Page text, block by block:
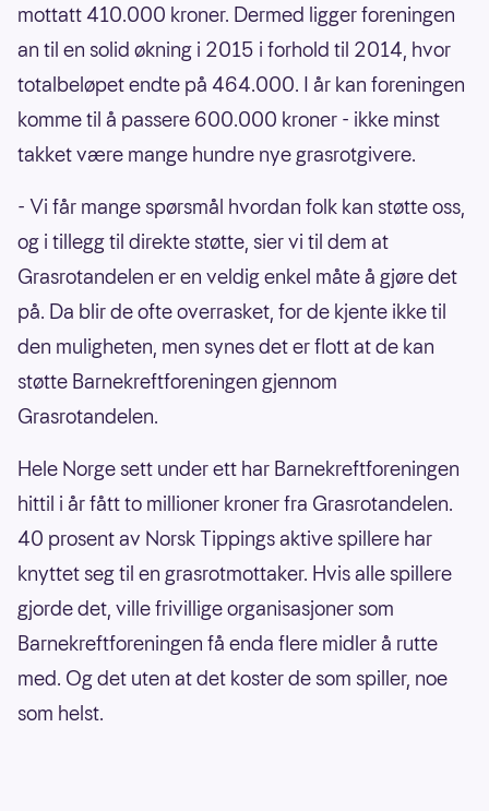
mottatt 410.000 kroner. Dermed ligger foreningen
an til en solid økning i 2015 i forhold til 2014, hvor
totalbeløpet endte på 464.000. I år kan foreningen
komme til å passere 600.000 kroner - ikke minst
takket være mange hundre nye grasrotgivere.
- Vi får mange spørsmål hvordan folk kan støtte oss,
og i tillegg til direkte støtte, sier vi til dem at
Grasrotandelen er en veldig enkel måte å gjøre det
på. Da blir de ofte overrasket, for de kjente ikke til
den muligheten, men synes det er flott at de kan
støtte Barnekreftforeningen gjennom
Grasrotandelen.
Hele Norge sett under ett har Barnekreftforeningen
hittil i år fått to millioner kroner fra Grasrotandelen.
40 prosent av Norsk Tippings aktive spillere har
knyttet seg til en grasrotmottaker. Hvis alle spillere
gjorde det, ville frivillige organisasjoner som
Barnekreftforeningen få enda flere midler å rutte
med. Og det uten at det koster de som spiller, noe
som helst.